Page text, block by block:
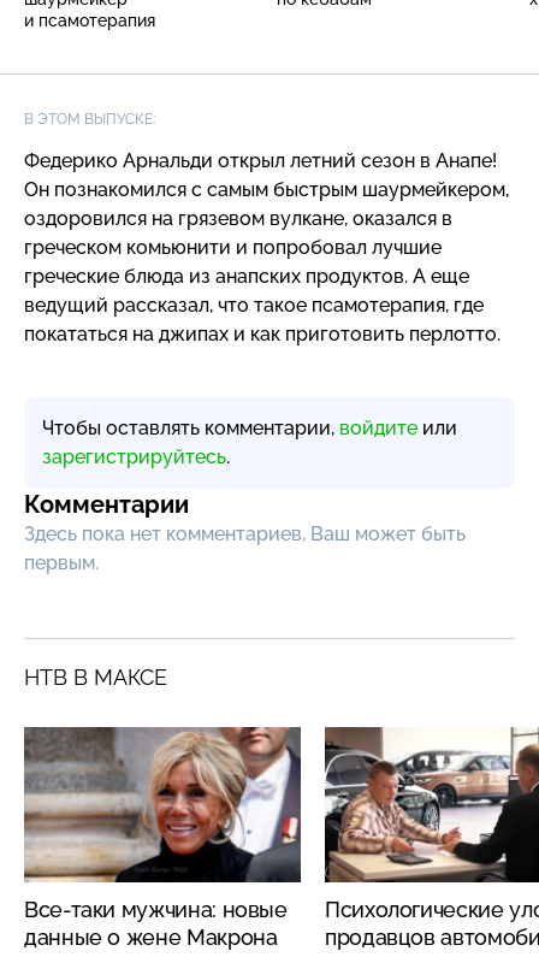
и псамотерапия
В ЭТОМ ВЫПУСКЕ:
Федерико Арнальди открыл летний сезон в Анапе!
Он познакомился с самым быстрым шаурмейкером,
оздоровился на грязевом вулкане, оказался в
греческом комьюнити и попробовал лучшие
греческие блюда из анапских продуктов. А еще
ведущий рассказал, что такое псамотерапия, где
покататься на джипах и как приготовить перлотто.
Чтобы оставлять комментарии, войдите или
зарегистрируйтесь.
Комментарии
Здесь пока нет комментариев, Ваш может быть
первым.
НТВ В МАКСЕ
Все-таки мужчина: новые
данные о жене Макрона
Психологические
продавцов